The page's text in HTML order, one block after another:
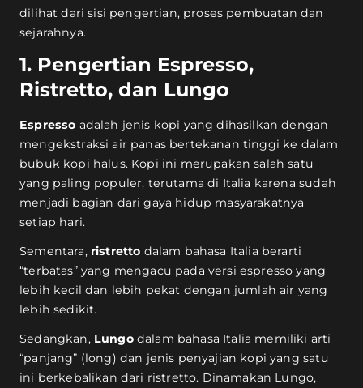
dilihat dari sisi pengertian, proses pembuatan dan
sejarahnya.
1. Pengertian Espresso,
Ristretto, dan Lungo
Espresso adalah jenis kopi yang dihasilkan dengan
mengekstraksi air panas bertekanan tinggi ke dalam
bubuk kopi halus. Kopi ini merupakan salah satu
yang paling populer, terutama di Italia karena sudah
menjadi bagian dari gaya hidup masyarakatnya
setiap hari.
Sementara, ristretto dalam bahasa Italia berarti
“terbatas” yang mengacu pada versi espresso yang
lebih kecil dan lebih pekat dengan jumlah air yang
lebih sedikit.
Sedangkan, Lungo dalam bahasa Italia memiliki arti
“panjang” (long) dan jenis penyajian kopi yang satu
ini berkebalikan dari ristretto. Dinamakan Lungo,